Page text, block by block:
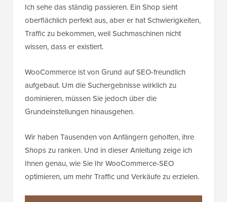
Ich sehe das ständig passieren. Ein Shop sieht
oberflächlich perfekt aus, aber er hat Schwierigkeiten,
Traffic zu bekommen, weil Suchmaschinen nicht
wissen, dass er existiert.
WooCommerce ist von Grund auf SEO-freundlich
aufgebaut. Um die Suchergebnisse wirklich zu
dominieren, müssen Sie jedoch über die
Grundeinstellungen hinausgehen.
Wir haben Tausenden von Anfängern geholfen, ihre
Shops zu ranken. Und in dieser Anleitung zeige ich
Ihnen genau, wie Sie Ihr WooCommerce-SEO
optimieren, um mehr Traffic und Verkäufe zu erzielen.